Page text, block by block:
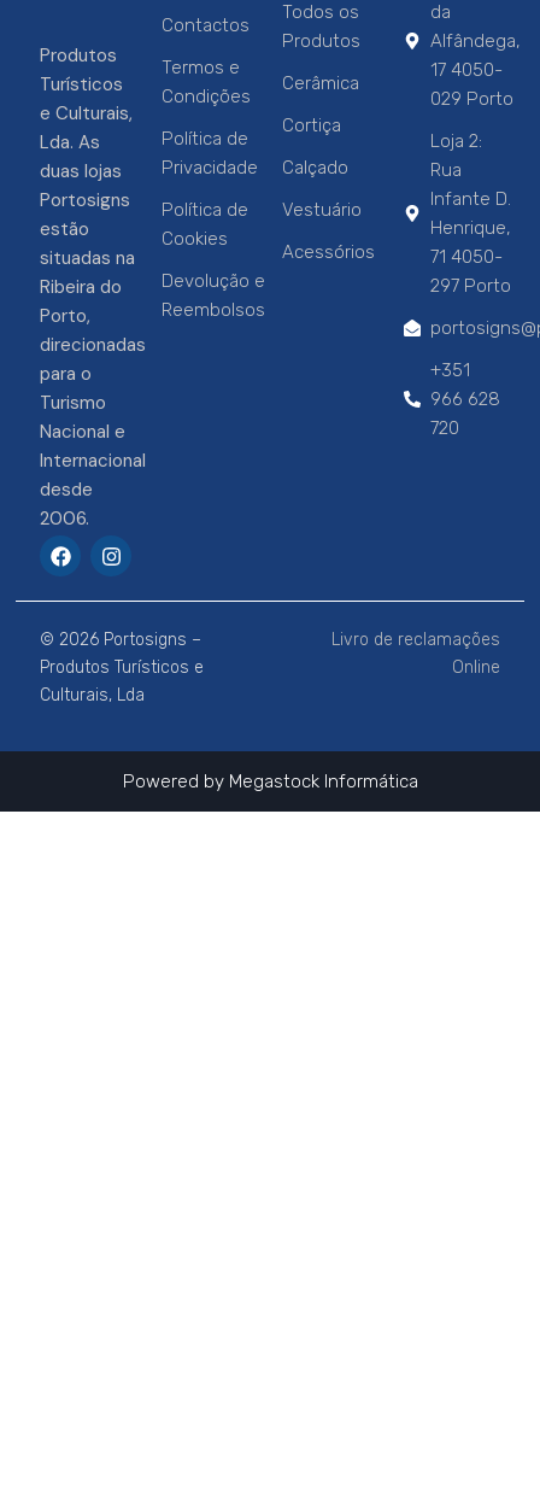
Produtos
Turísticos
e Culturais,
Lda. As
duas lojas
Portosigns
estão
situadas na
Ribeira do
Porto,
direcionadas
para o
Turismo
Nacional e
Internacional
desde
2006.
F
a
e
b
o
o
k
I
n
t
a
g
r
a
m
Contactos
Termos e
Condições
Política de
Privacidade
Política de
Cookies
Devolução e
Reembolsos
Todos os
Produtos
Cerâmica
Cortiça
Calçado
Vestuário
Acessórios
da
Alfândega,
17 4050-
029 Porto
Loja 2:
Rua
Infante D.
Henrique,
71 4050-
297 Porto
+351
966 628
720
© 2026 Portosigns –
Produtos Turísticos e
Culturais, Lda
Livro de reclamações
Online
Powered by Megastock Informática